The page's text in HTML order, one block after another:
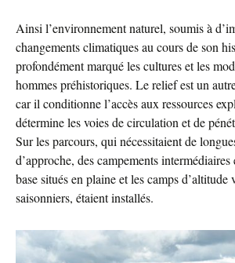
Ainsi l’environnement naturel, soumis à
changements climatiques au cours de son
profondément marqué les cultures et les
hommes préhistoriques. Le relief est un
car il conditionne l’accès aux ressources
détermine les voies de circulation et de
Sur les parcours, qui nécessitaient de
d’approche, des campements intermédiaires
base situés en plaine et les camps d’altitude
saisonniers, étaient installés.